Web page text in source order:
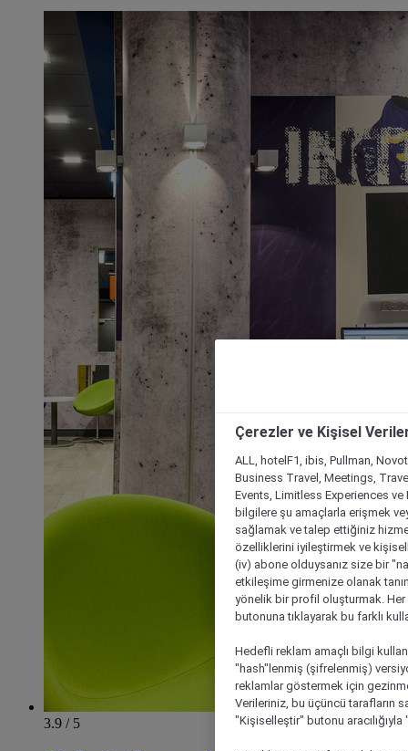
3.9 / 5
Çerezler ve Kişisel
ALL, hotelF1, ibis, Pullman,
Business Travel, Meetings,
Events, Limitless Experiences
bilgilere şu amaçlarla erişmek
sağlamak ve talep ettiğiniz
özelliklerini iyileştirmek ve
(iv) abone olduysanız size bir
etkileşime girmenize olanak
yönelik bir profil oluşturmak.
butonuna tıklayarak bu farklı
Hedefli reklam amaçlı bilgi
"hash"lenmiş (şifrelenmiş)
reklamlar göstermek için
Verileriniz, bu üçüncü tarafların
"Kişiselleştir" butonu